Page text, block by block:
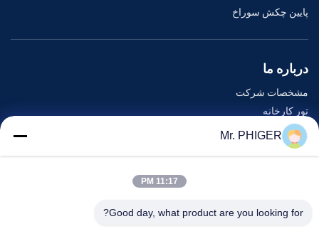
پایین چکش سوراخ
درباره ما
مشخصات شرکت
تور کارخانه
کنترل کیفیت
نقشه سایت
رویدادها
Mr. PHIGER
11:17 PM
Good day, what product are you looking for?